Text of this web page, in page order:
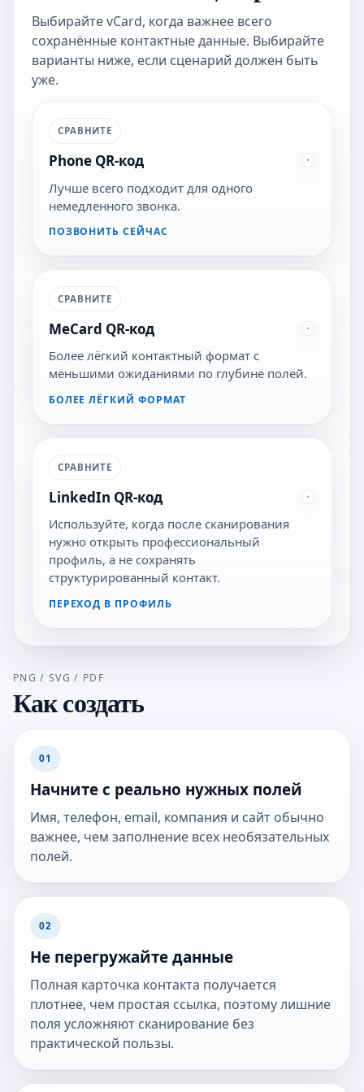
Выбирайте vCard, когда важнее всего
сохранённые контактные данные. Выбирайте
варианты ниже, если сценарий должен быть
уже.
СРАВНИТЕ
Phone QR-код
Лучше всего подходит для одного
немедленного звонка.
ПОЗВОНИТЬ СЕЙЧАС
СРАВНИТЕ
MeCard QR-код
Более лёгкий контактный формат с
меньшими ожиданиями по глубине полей.
БОЛЕЕ ЛЁГКИЙ ФОРМАТ
СРАВНИТЕ
LinkedIn QR-код
Используйте, когда после сканирования
нужно открыть профессиональный
профиль, а не сохранять
структурированный контакт.
ПЕРЕХОД В ПРОФИЛЬ
PNG / SVG / PDF
Как создать
01
Начните с реально нужных полей
Имя, телефон, email, компания и сайт обычно
важнее, чем заполнение всех необязательных
полей.
02
Не перегружайте данные
Полная карточка контакта получается
плотнее, чем простая ссылка, поэтому лишние
поля усложняют сканирование без
практической пользы.